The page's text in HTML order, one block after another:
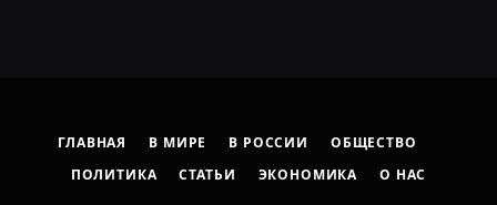
ГЛАВНАЯ В МИРЕ В РОССИИ ОБЩЕСТВО
ПОЛИТИКА СТАТЬИ ЭКОНОМИКА О НАС